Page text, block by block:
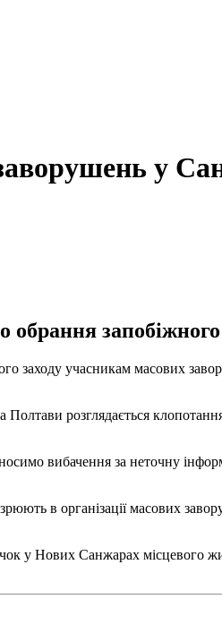
у
запобіжного
заходу учасникам масових
розглядається
вибачення за неточну
в організації масових
у Нових Санжарах місцевого